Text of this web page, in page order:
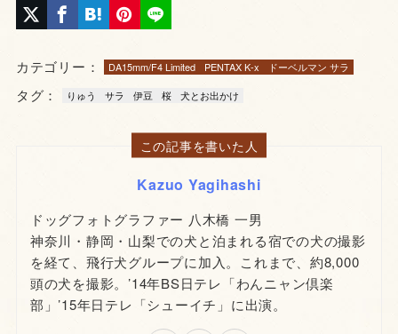
カテゴリー： DA15mm/F4 Limited PENTAX K-x ドーベルマン サラ
タグ： りゅう サラ 伊豆 桜 犬とお出かけ
この記事を書いた人
Kazuo Yagihashi
ドッグフォトグラファー 八木橋 一男
神奈川・静岡・山梨での犬と泊まれる宿での犬の撮影
を経て、飛行犬グループに加入。これまで、約8,000
頭の犬を撮影。’14年BS日テレ「わんニャン倶楽
部」’15年日テレ「シューイチ」に出演。